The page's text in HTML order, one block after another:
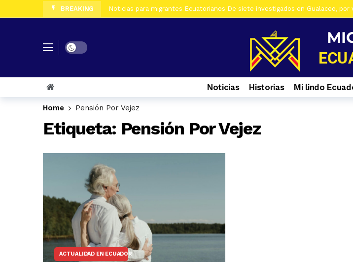
BREAKING Noticias para migrantes Ecuatorianos De siete investigados en Gualaceo,
Noticias para migrantes Ecuatorianos Cinco farmacias clausuradas por
Noticias para migrantes Ecuatorianos Casa era utilizada para almacenar
Noticias para migrantes Ecuatorianos Cuatro ciudadanos vinculados a Los
Noticias para migrantes Ecuatorianos Contactos de emergencia para quienes
Noticias para migrantes Ecuatorianos Culminan mantenimiento de la Central
Dark mode
Noticias Historias Mi lindo
Home Pensión Por Vejez
Etiqueta: Pensión Por Vejez
ACTUALIDAD EN ECUADOR